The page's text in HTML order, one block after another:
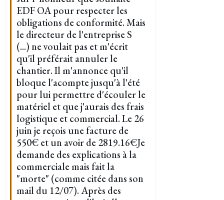
EDF OA pour respecter les
obligations de conformité. Mais
le directeur de l'entreprise S
(...) ne voulait pas et m'écrit
qu'il préférait annuler le
chantier. Il m'annonce qu'il
bloque l'acompte jusqu'à l'été
pour lui permettre d'écouler le
matériel et que j'aurais des frais
logistique et commercial. Le 26
juin je reçois une facture de
550€ et un avoir de 2819.16€Je
demande des explications à la
commerciale mais fait la
"morte" (comme citée dans son
mail du 12/07). Après des